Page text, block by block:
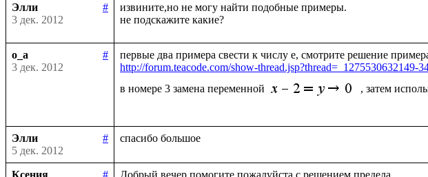
Элли
#
3 дек. 2012
извините,но не могу найти подобные примеры.
o_a
#
3 дек. 2012
http://forum.teacode.com/show-thread.jsp?thread=_1275530632149-
в номере 3 замена переменной
, затем
Элли
#
5 дек. 2012
Ксения
#
Добрый вечер,помогите пожалуйста с решением предела